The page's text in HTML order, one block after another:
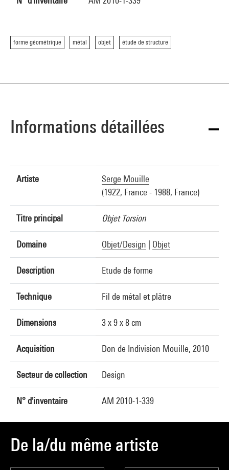
forme géométrique métal objet étude de structure
Informations détaillées
Artiste
Serge Mouille
(1922, France - 1988, France)
Titre principal Objet Torsion
Domaine Objet/Design Objet
Description Etude de forme
Technique Fil de métal et plâtre
Dimensions 3 x 9 x 8 cm
Acquisition Don de Indivision Mouille, 2010
Secteur de collection Design
N° d'inventaire AM 2010-1-339
De la/du même artiste